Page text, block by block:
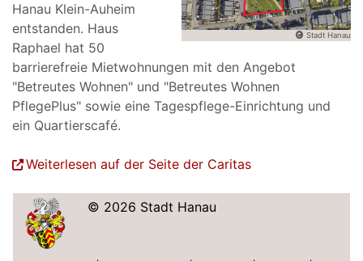
Stadt Hanau
Hanau Klein-Auheim
entstanden. Haus
Raphael hat 50
barrierefreie Mietwohnungen mit den Angebot
"Betreutes Wohnen" und "Betreutes Wohnen
PflegePlus" sowie eine Tagespflege-Einrichtung und
ein Quartierscafé.
Weiterlesen auf der Seite der Caritas
© 2026 Stadt Hanau